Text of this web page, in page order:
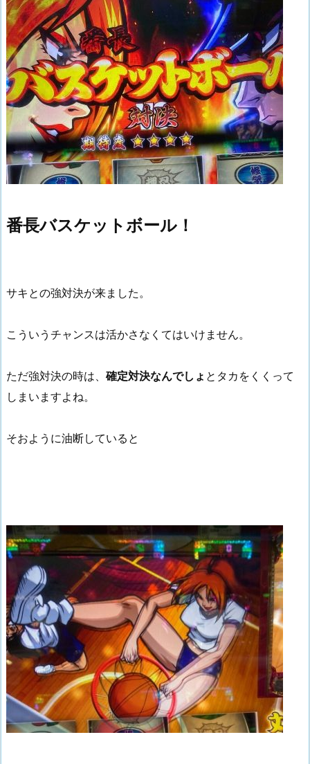
番長バスケットボール！
サキとの強対決が来ました。
こういうチャンスは活かさなくてはいけません。
ただ強対決の時は、 確定対決なんでしょ とタカをくくって
しまいますよね。
そおように油断していると